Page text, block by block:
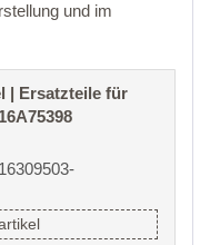
und im
| Ersatzteile für